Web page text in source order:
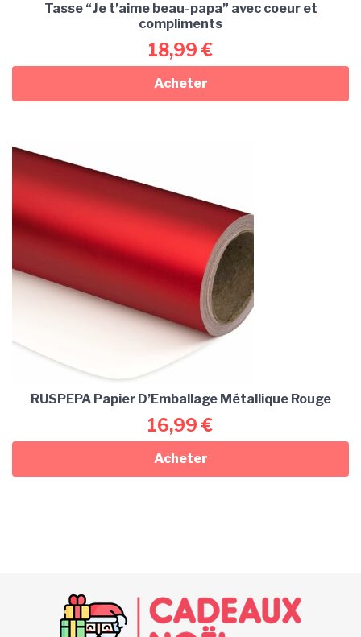
Tasse “Je t’aime beau-papa” avec coeur et
compliments
18,99 €
Acheter
RUSPEPA Papier D’Emballage Métallique Rouge
16,99 €
Acheter